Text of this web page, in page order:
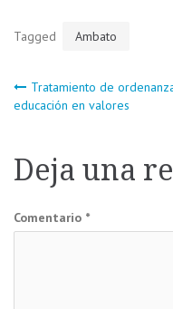
Tagged Ambato
entradas
Tratamiento de
educación en valores
Deja una
Comentario *